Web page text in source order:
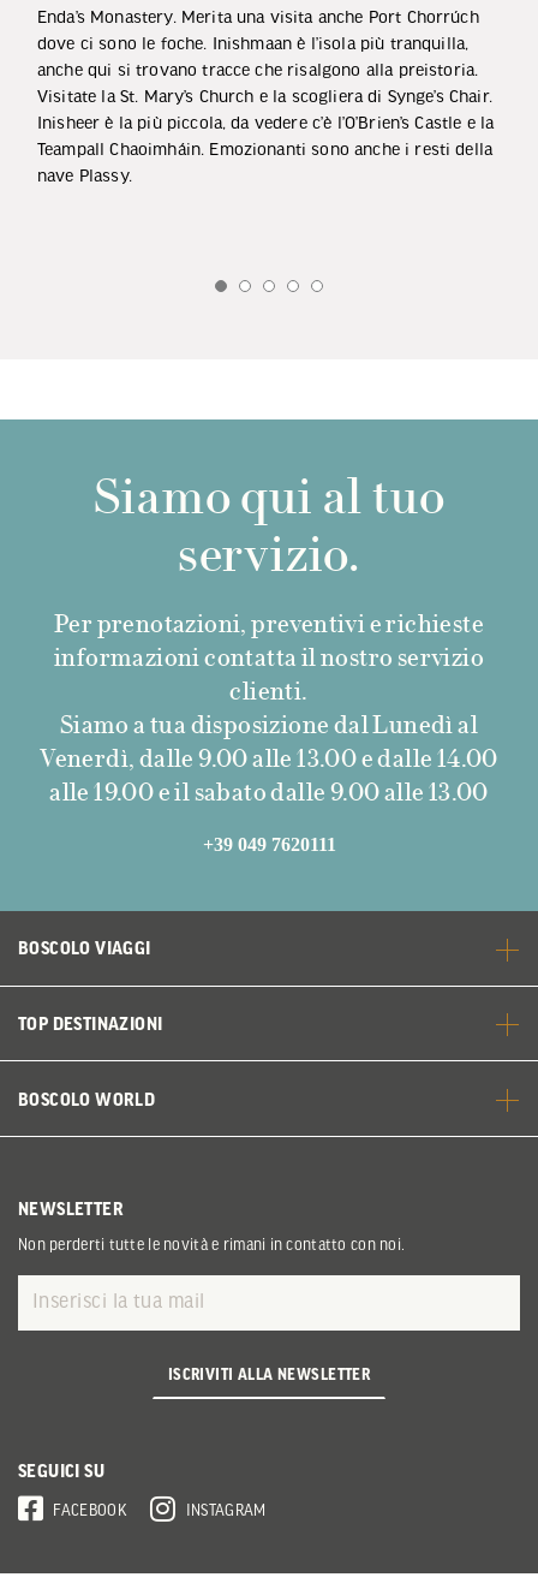
Enda’s Monastery. Merita una visita anche Port Chorrúch
dove ci sono le foche. Inishmaan è l’isola più tranquilla,
anche qui si trovano tracce che risalgono alla preistoria.
Visitate la St. Mary’s Church e la scogliera di Synge’s Chair.
Inisheer è la più piccola, da vedere c’è l’O’Brien’s Castle e la
Teampall Chaoimháin. Emozionanti sono anche i resti della
nave Plassy.
Siamo qui al tuo
servizio.
Per prenotazioni, preventivi e richieste
informazioni contatta il nostro servizio
clienti.
Siamo a tua disposizione dal Lunedì al
Venerdì, dalle 9.00 alle 13.00 e dalle 14.00
alle 19.00 e il sabato dalle 9.00 alle 13.00
+39 049 7620111
BOSCOLO VIAGGI
TOP DESTINAZIONI
BOSCOLO WORLD
NEWSLETTER
Non perderti tutte le novità e rimani in contatto con noi.
ISCRIVITI ALLA NEWSLETTER
SEGUICI SU
FACEBOOK INSTAGRAM